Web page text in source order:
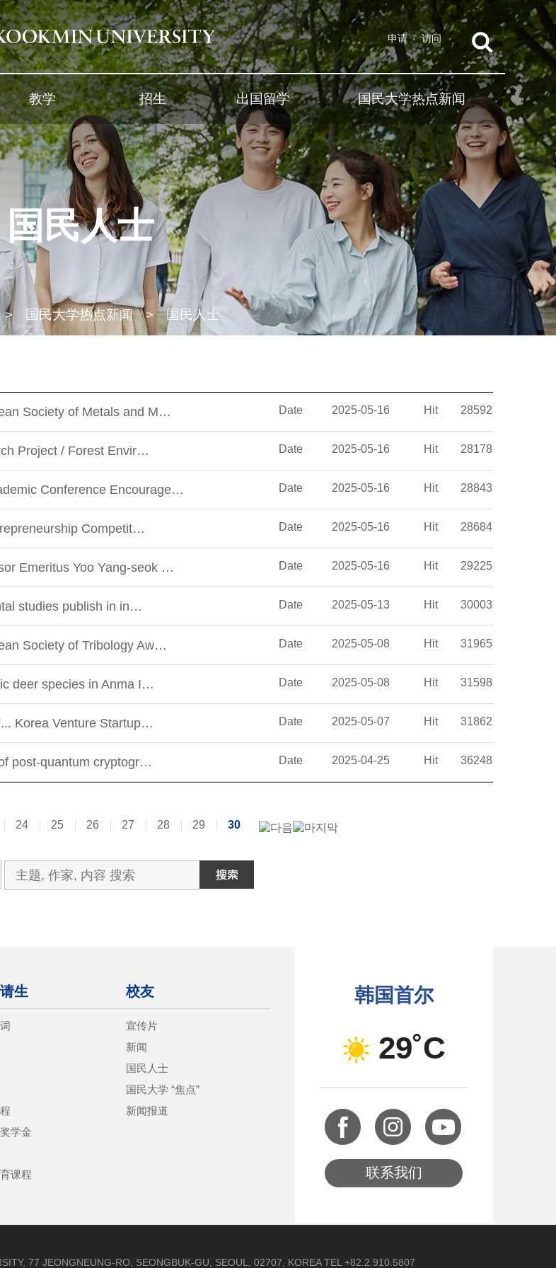
申请 访问
教学 招生 出国留学 国民大学热点新闻
国民人士
国民大学热点新闻 国民人士
Society of Metals and M… Date 2025-05-16 Hit 28592
Project / Forest Envir… Date 2025-05-16 Hit 28178
Conference Encourage… Date 2025-05-16 Hit 28843
Competit… Date 2025-05-16 Hit 28684
Emeritus Yoo Yang-seok … Date 2025-05-16 Hit 29225
studies publish in in… Date 2025-05-13 Hit 30003
Society of Tribology Aw… Date 2025-05-08 Hit 31965
deer species in Anma I… Date 2025-05-08 Hit 31598
Korea Venture Startup… Date 2025-05-07 Hit 31862
post-quantum cryptogr… Date 2025-04-25 Hit 36248
24 25 26 27 28 29 30
生
学金
课程
校友
宣传片
新闻
国民人士
国民大学 “焦点”
新闻报道
韩国首尔
29˚C
联系我们
77 JEONGNEUNG-RO, SEONGBUK-GU, SEOUL, 02707, KOREA TEL +82.2.910.5807